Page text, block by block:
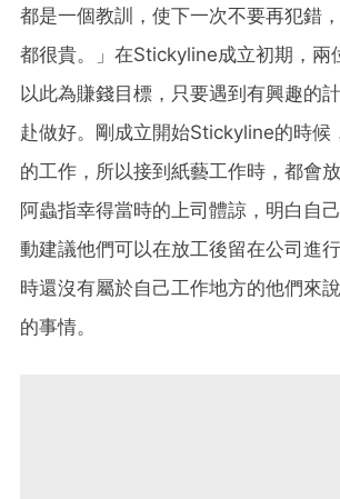
都是一個教訓，使下一次不要再犯錯
都很貴。」在Stickyline成立初期，兩
以此為賺錢目標，只要遇到有興趣的
赴做好。剛成立開始Stickyline的時候
的工作，所以接到紙藝工作時，都會
阿蟲指幸得當時的上司體諒，明白自
動建議他們可以在放工後留在公司進
時還沒有屬於自己工作地方的他們來
的事情。